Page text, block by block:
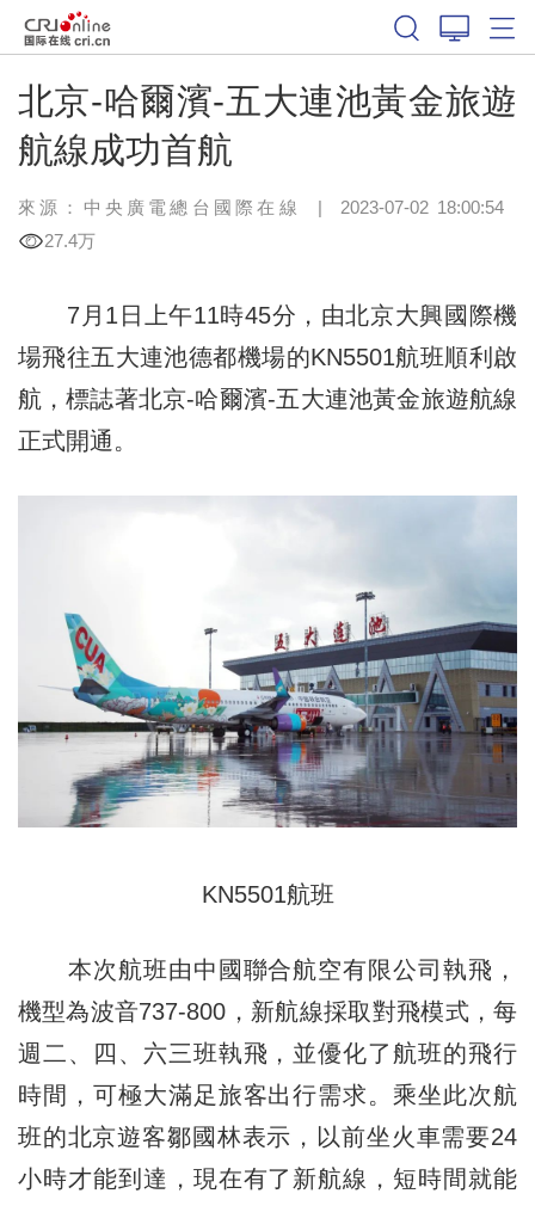
北京-哈爾濱-五大連池黃金旅遊
航線成功首航
來源：中央廣電總台國際在線 | 2023-07-02 18:00:54
27.4万
7月1日上午11時45分，由北京大興國際機
場飛往五大連池德都機場的KN5501航班順利啟
航，標誌著北京-哈爾濱-五大連池黃金旅遊航線
正式開通。
KN5501航班
本次航班由中國聯合航空有限公司執飛，
機型為波音737-800，新航線採取對飛模式，每
週二、四、六三班執飛，並優化了航班的飛行
時間，可極大滿足旅客出行需求。乘坐此次航
班的北京遊客鄒國林表示，以前坐火車需要24
小時才能到達，現在有了新航線，短時間就能